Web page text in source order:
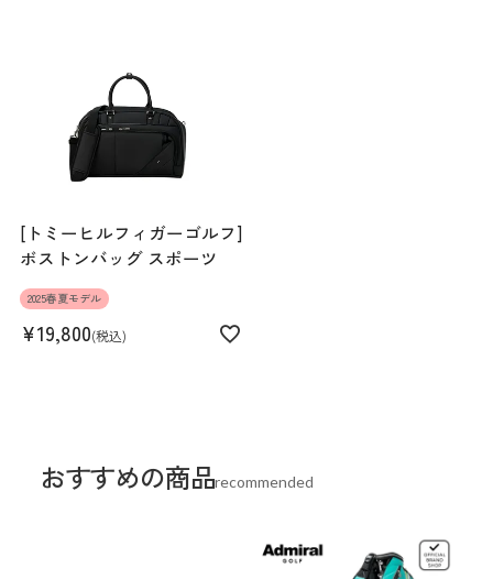
[トミーヒルフィガーゴルフ]
ボストンバッグ スポーツ
2025春夏モデル
¥19,800 税込
おすすめの商品recommended